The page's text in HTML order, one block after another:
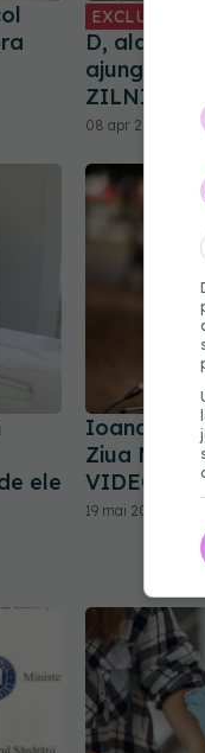
EXCLUSIV
D,
ajungem
ZILNIC
08 apr 2022,
ele
Ioana
Ziua
VIDEO
19 mai 2021, 18:01